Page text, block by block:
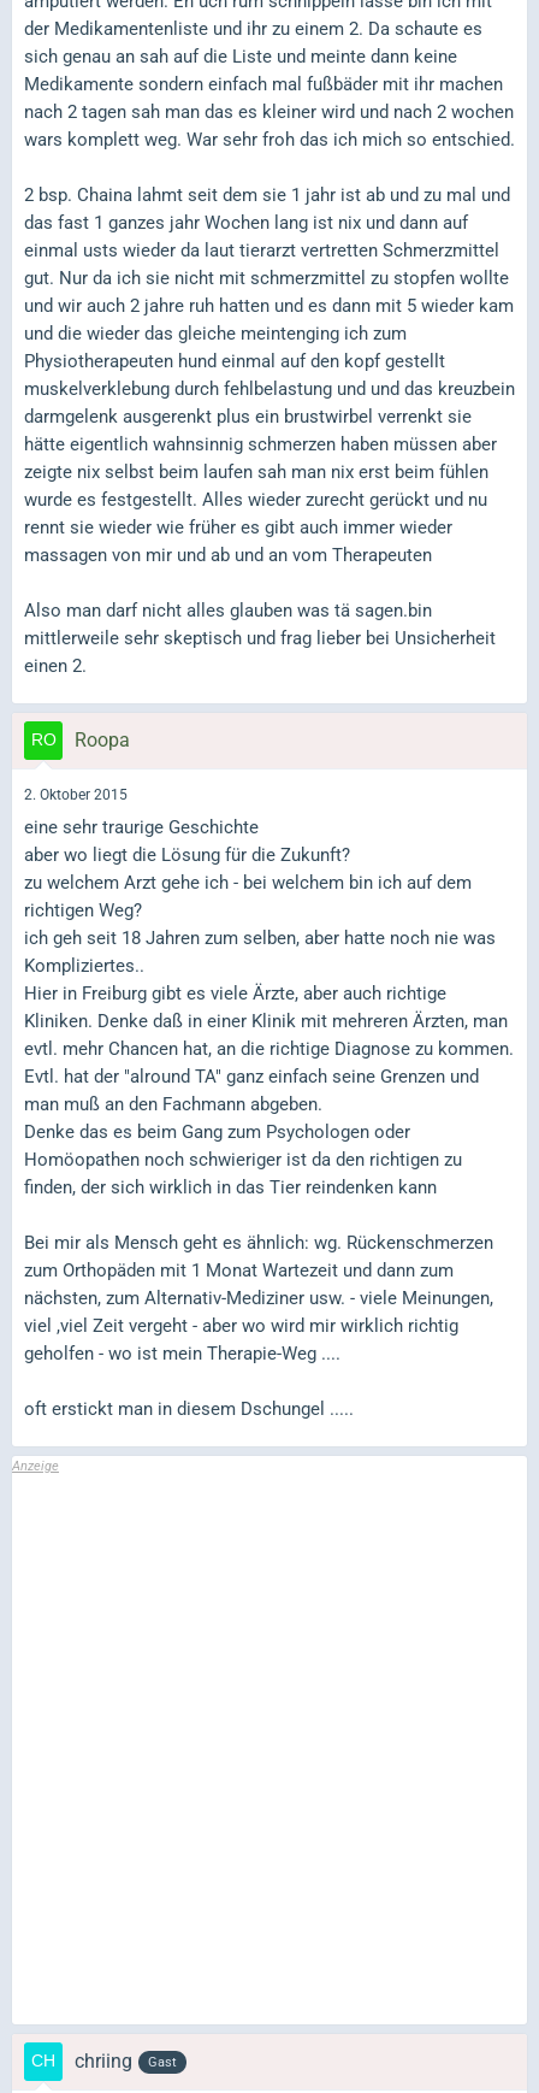
der Medikamentenliste und ihr zu einem 2. Da schaute es
sich genau an sah auf die Liste und meinte dann keine
Medikamente sondern einfach mal fußbäder mit ihr machen
nach 2 tagen sah man das es kleiner wird und nach 2 wochen
wars komplett weg. War sehr froh das ich mich so entschied.
2 bsp. Chaina lahmt seit dem sie 1 jahr ist ab und zu mal und
das fast 1 ganzes jahr Wochen lang ist nix und dann auf
einmal usts wieder da laut tierarzt vertretten Schmerzmittel
gut. Nur da ich sie nicht mit schmerzmittel zu stopfen wollte
und wir auch 2 jahre ruh hatten und es dann mit 5 wieder kam
und die wieder das gleiche meintenging ich zum
Physiotherapeuten hund einmal auf den kopf gestellt
muskelverklebung durch fehlbelastung und und das kreuzbein
darmgelenk ausgerenkt plus ein brustwirbel verrenkt sie
hätte eigentlich wahnsinnig schmerzen haben müssen aber
zeigte nix selbst beim laufen sah man nix erst beim fühlen
wurde es festgestellt. Alles wieder zurecht gerückt und nu
rennt sie wieder wie früher es gibt auch immer wieder
massagen von mir und ab und an vom Therapeuten
Also man darf nicht alles glauben was tä sagen.bin
mittlerweile sehr skeptisch und frag lieber bei Unsicherheit
einen 2.
Roopa
2. Oktober 2015
eine sehr traurige Geschichte
aber wo liegt die Lösung für die Zukunft?
zu welchem Arzt gehe ich - bei welchem bin ich auf dem
richtigen Weg?
ich geh seit 18 Jahren zum selben, aber hatte noch nie was
Kompliziertes..
Hier in Freiburg gibt es viele Ärzte, aber auch richtige
Kliniken. Denke daß in einer Klinik mit mehreren Ärzten, man
evtl. mehr Chancen hat, an die richtige Diagnose zu kommen.
Evtl. hat der "alround TA" ganz einfach seine Grenzen und
man muß an den Fachmann abgeben.
Denke das es beim Gang zum Psychologen oder
Homöopathen noch schwieriger ist da den richtigen zu
finden, der sich wirklich in das Tier reindenken kann
Bei mir als Mensch geht es ähnlich: wg. Rückenschmerzen
zum Orthopäden mit 1 Monat Wartezeit und dann zum
nächsten, zum Alternativ-Mediziner usw. - viele Meinungen,
viel ,viel Zeit vergeht - aber wo wird mir wirklich richtig
geholfen - wo ist mein Therapie-Weg ....
oft erstickt man in diesem Dschungel .....
chriing Gast